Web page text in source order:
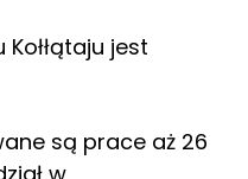
jest
są prace aż 26